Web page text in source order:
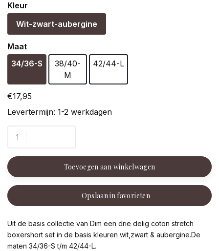
Kleur
Wit-zwart-aubergine
Maat
34/36-S
38/40-
M
42/44-L
€17,95
Levertermijn: 1-2 werkdagen
Toevoegen aan winkelwagen
Opslaan in favorieten
Uit de basis collectie van Dim een drie delig coton stretch
boxershort set in de basis kleuren wit,zwart & aubergine.De
maten 34/36-S t/m 42/44-L.